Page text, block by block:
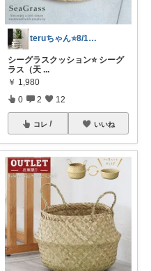
teruちゃん⭐️8/1楽天トラベル感謝
シーグラスクッション⭐️ シーグ
ラス（天 ...
￥ 1,980
0 2 12
コレ いいね